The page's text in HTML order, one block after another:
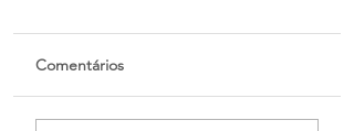
Comentários